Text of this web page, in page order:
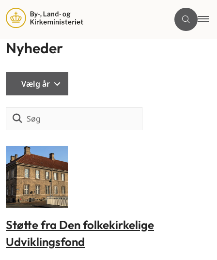
Nyheder
Vælg år
Støtte fra Den folkekirkelige
Udviklingsfond